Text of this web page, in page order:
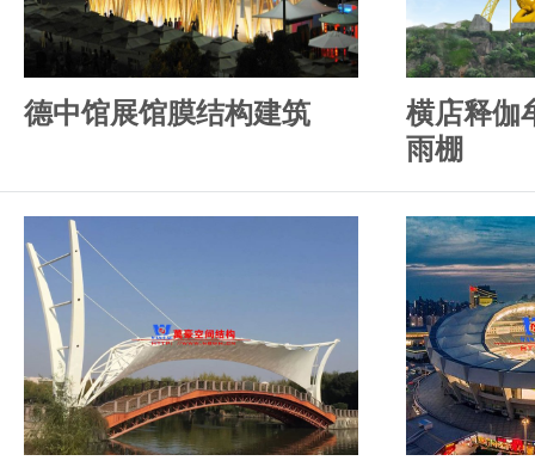
德中馆展馆膜结构建筑
横店释伽
雨棚